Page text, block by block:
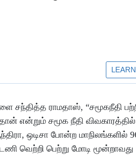
ராமதாஸ், “சமூகநீதி
தான் என்றும் சமூக நீதி
ஒடிசா போன்ற மாநிலங்களில்
வெற்றி பெற்று மோடி